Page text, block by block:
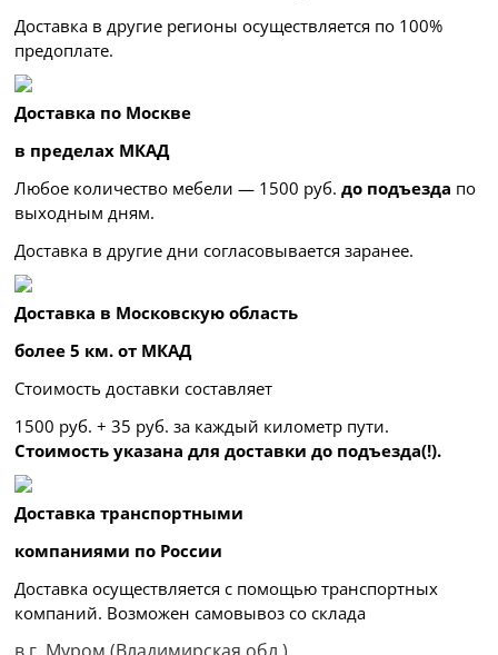
Доставка в другие регионы осуществляется по 100%
предоплате.
Доставка по Москве
в пределах МКАД
Любое количество мебели — 1500 руб. до подъезда по
выходным дням.
Доставка в другие дни согласовывается заранее.
Доставка в Московскую область
более 5 км. от МКАД
Стоимость доставки составляет
1500 руб. + 35 руб. за каждый километр пути.
Стоимость указана для доставки до подъезда(!).
Доставка транспортными
компаниями по России
Доставка осуществляется с помощью транспортных
компаний. Возможен самовывоз со склада